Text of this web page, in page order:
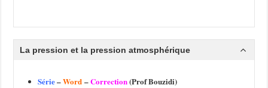
La pression et la pression atmosphérique
Série–Word –Correction(Prof Bouzidi)